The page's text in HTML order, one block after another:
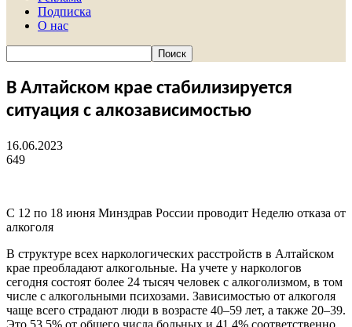
Подписка
О нас
В Алтайском крае стабилизируется
ситуация с алкозависимостью
16.06.2023
649
С 12 по 18 июня Минздрав России проводит Неделю отказа от
алкоголя
В структуре всех наркологических расстройств в Алтайском
крае преобладают алкогольные. На учете у наркологов
сегодня состоят более 24 тысяч человек с алкоголизмом, в том
числе с алкогольными психозами. Зависимостью от алкоголя
чаще всего страдают люди в возрасте 40–59 лет, а также 20–39.
Это 53,5% от общего числа больных и 41,4% соответственно.